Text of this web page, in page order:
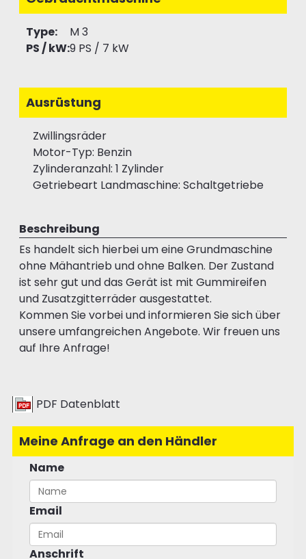
Type:
M 3
PS / kW:9 PS / 7 kW
Ausrüstung
Zwillingsräder
Motor-Typ: Benzin
Zylinderanzahl: 1 Zylinder
Getriebeart Landmaschine: Schaltgetriebe
Beschreibung
Es handelt sich hierbei um eine Grundmaschine
ohne Mähantrieb und ohne Balken. Der Zustand
ist sehr gut und das Gerät ist mit Gummireifen
und Zusatzgitterräder ausgestattet.
Kommen Sie vorbei und informieren Sie sich über
unsere umfangreichen Angebote. Wir freuen uns
auf Ihre Anfrage!
PDF Datenblatt
Meine Anfrage an den Händler
Name
Email
Anschrift